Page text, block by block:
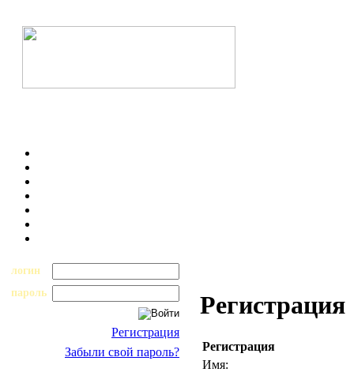
логин
пароль
Регистрация
Забыли свой пароль?
Регистрация
Регистрация
Имя: